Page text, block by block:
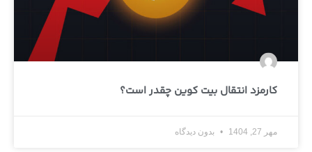
کارمزد انتقال بیت کوین چقدر است؟
مهر 27, 1404 بدون دیدگاه